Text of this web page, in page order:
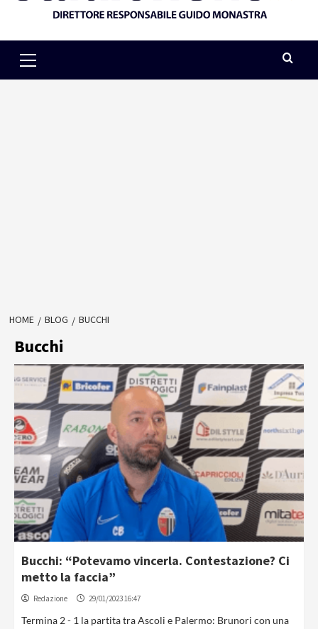
Menu
HOME BLOG BUCCHI
Bucchi
Bucchi: “Potevamo vincerla. Contestazione? Ci
metto la faccia”
Redazione 29/01/2023 16:47
Termina 2 - 1 la partita tra Ascoli e Palermo: Brunori con una